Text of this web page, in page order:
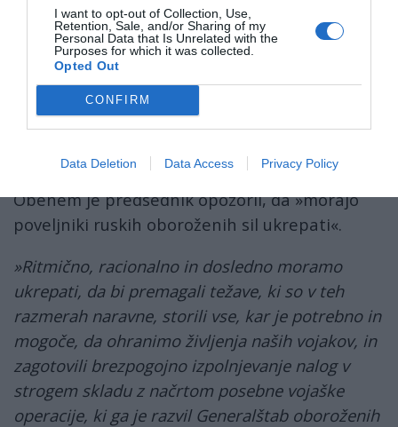
I want to opt-out of Collection, Use,
Retention, Sale, and/or Sharing of my
Personal Data that Is Unrelated with the
Purposes for which it was collected.
Opted Out
CONFIRM
Data Deletion Data Access Privacy Policy
southernmost linchpin of Ukraine’s last major
urban defense cluster in Donbass, former
Swedish Armed Forces officer Mikael
Valtersson tells Sputnik.
He notes:…pic.twitter.com/R9lOXYDVI0
Obenem je predsednik opozoril, da »morajo
poveljniki ruskih oboroženih sil ukrepati«.
»Ritmično, racionalno in dosledno moramo
ukrepati, da bi premagali težave, ki so v teh
razmerah naravne, storili vse, kar je potrebno in
mogoče, da ohranimo življenja naših vojakov, in
zagotovili brezpogojno izpolnjevanje nalog v
strogem skladu z načrtom posebne vojaške
operacije, ki ga je razvil Generalštab oboroženih